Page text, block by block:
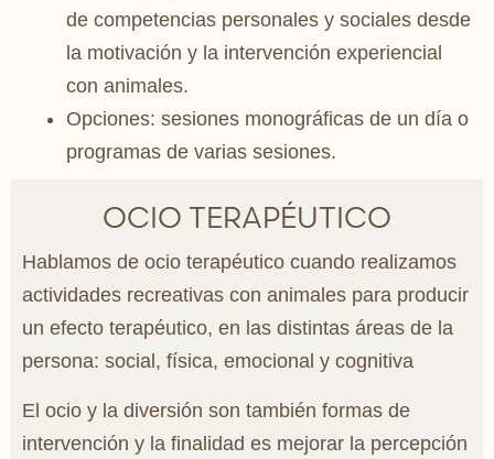
de competencias personales y sociales desde
la motivación y la intervención experiencial
con animales.
Opciones: sesiones monográficas de un día o
programas de varias sesiones.
OCIO TERAPÉUTICO
Hablamos de ocio terapéutico cuando realizamos
actividades recreativas con animales para producir
un efecto terapéutico, en las distintas áreas de la
persona: social, física, emocional y cognitiva
El ocio y la diversión son también formas de
intervención y la finalidad es mejorar la percepción